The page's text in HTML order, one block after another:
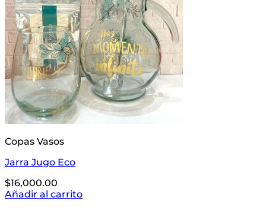
Copas Vasos
Jarra Jugo Eco
$16,000.00
Añadir al carrito